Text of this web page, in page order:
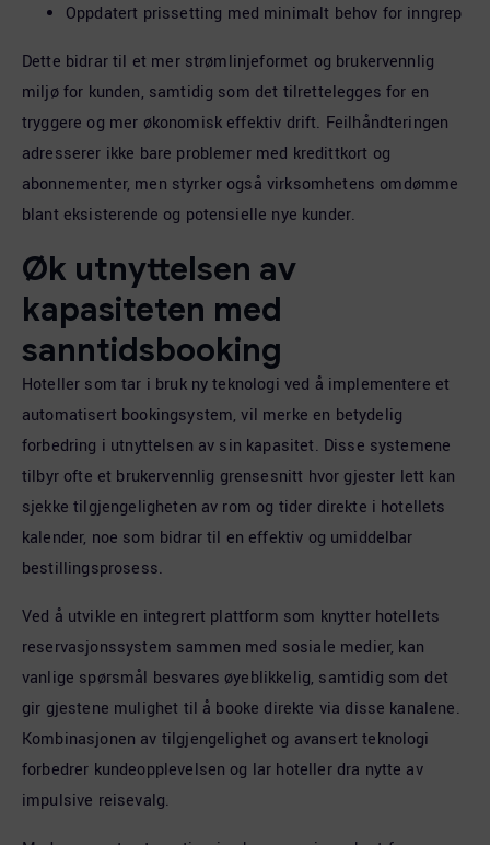
Oppdatert prissetting med minimalt behov for inngrep
Dette bidrar til et mer strømlinjeformet og brukervennlig
miljø for kunden, samtidig som det tilrettelegges for en
tryggere og mer økonomisk effektiv drift. Feilhåndteringen
adresserer ikke bare problemer med kredittkort og
abonnementer, men styrker også virksomhetens omdømme
blant eksisterende og potensielle nye kunder.
Øk utnyttelsen av
kapasiteten med
sanntidsbooking
Hoteller som tar i bruk ny teknologi ved å implementere et
automatisert bookingsystem, vil merke en betydelig
forbedring i utnyttelsen av sin kapasitet. Disse systemene
tilbyr ofte et brukervennlig grensesnitt hvor gjester lett kan
sjekke tilgjengeligheten av rom og tider direkte i hotellets
kalender, noe som bidrar til en effektiv og umiddelbar
bestillingsprosess.
Ved å utvikle en integrert plattform som knytter hotellets
reservasjonssystem sammen med sosiale medier, kan
vanlige spørsmål besvares øyeblikkelig, samtidig som det
gir gjestene mulighet til å booke direkte via disse kanalene.
Kombinasjonen av tilgjengelighet og avansert teknologi
forbedrer kundeopplevelsen og lar hoteller dra nytte av
impulsive reisevalg.